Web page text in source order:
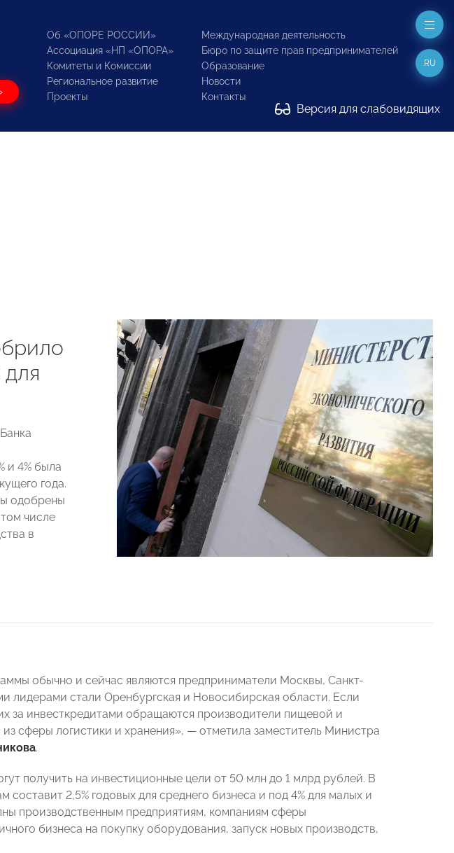
Об «ОПОРЕ РОССИИ»
Ассоциация «НП «ОПОРА»
Комитеты и Комиссии
Региональное развитие
Проекты
Международная деятельность
Бюро по защите прав предпринимателей
Образование
Новости
Контакты
Версия для слабовидящих
RU
и 4% была
года.
одобрены
числе
в
обычно и сейчас являются предприниматели Москвы, Санкт-
лидерами стали Оренбургская и Новосибирская области. Если
за инвесткредитами обращаются производители пищевой и
сферы логистики и хранения», — отметила заместитель Министра
.
получить на инвестиционные цели от 50 млн до 1 млрд рублей. В
составит 2,5% годовых для среднего бизнеса и под 4% для малых и
производственным предприятиям, компаниям сферы
бизнеса на покупку оборудования, запуск новых производств,